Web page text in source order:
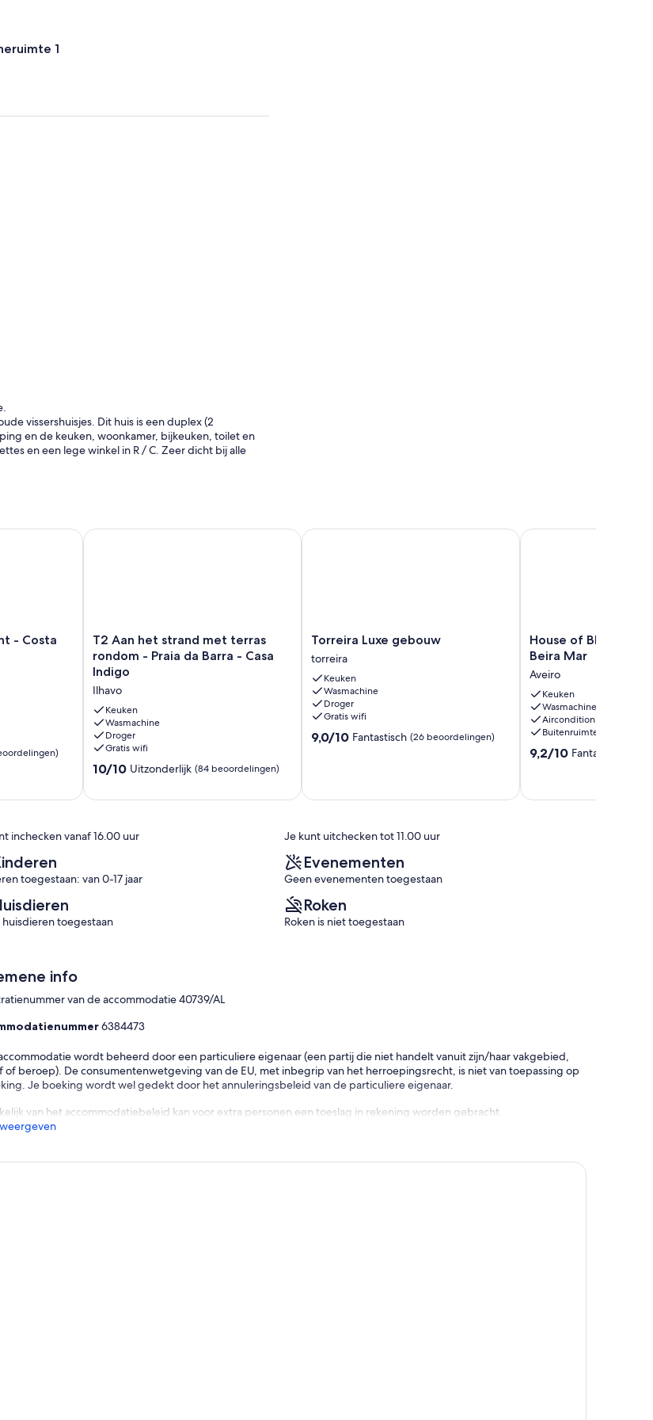
1
vissershuisjes. Dit huis is een duplex (2
en de keuken, woonkamer, bijkeuken, toilet en
en een lege winkel in R / C. Zeer dicht bij alle
- Costa
Nova - Aveiro
T2
Aan
het
strand
met
terras
rondom
-
Praia
da
Ilhavo
T2 Aan het strand met terras
rondom - Praia da Barra - Casa
Indigo
Ilhavo
Keuken
Wasmachine
Droger
Gratis wifi
10.0
10,
beoordelingen)
10/10 Uitzonderlijk (84 beoordelingen)
T2 Aan het strand met terras rondom - Praia da Barra - Casa Indigo
Torreira
Luxe
gebouw
torreira
Torreira Luxe gebouw
torreira
Keuken
Wasmachine
Droger
Gratis wifi
9.0
9,0/10 Fantastisch (26 beoordelingen)
Torreira Luxe gebouw
House
of
Door
-
Bairro
da
Beira
Mar
House of Blue Door
Beira Mar
Aveiro
Keuken
Wasmachine
Airconditioning
Buitenruimte
9.2
9,2/10 Fantastisch
House of Blue Door -
inchecken vanaf 16.00 uur Je kunt uitchecken tot 11.00 uur
toegestaan: van 0-17 jaar
Evenementen
Geen evenementen toegestaan
huisdieren toegestaan
Roken
Roken is niet toegestaan
info
van de accommodatie 40739/AL
6384473
wordt beheerd door een particuliere eigenaar (een partij die niet handelt vanuit zijn/haar vakgebied,
of beroep). De consumentenwetgeving van de EU, met inbegrip van het herroepingsrecht, is niet van toepassing op
Je boeking wordt wel gedekt door het annuleringsbeleid van de particuliere eigenaar.
van het accommodatiebeleid kan voor extra personen een toeslag in rekening worden gebracht.